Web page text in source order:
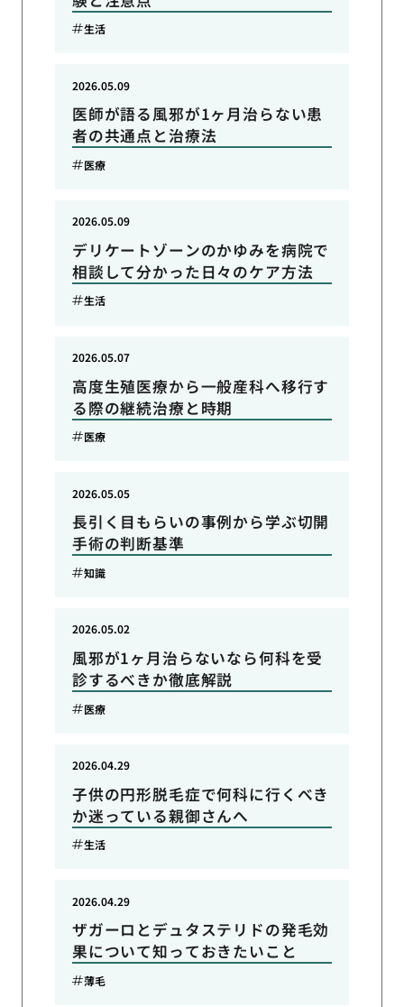
生活
医師が語る風邪が1ヶ月治らない患
者の共通点と治療法
2026.05.09
医療
デリケートゾーンのかゆみを病院で
相談して分かった日々のケア方法
2026.05.09
生活
高度生殖医療から一般産科へ移行す
る際の継続治療と時期
2026.05.07
医療
長引く目もらいの事例から学ぶ切開
手術の判断基準
2026.05.05
知識
風邪が1ヶ月治らないなら何科を受
診するべきか徹底解説
2026.05.02
医療
子供の円形脱毛症で何科に行くべき
か迷っている親御さんへ
2026.04.29
生活
ザガーロとデュタステリドの発毛効
果について知っておきたいこと
2026.04.29
薄毛